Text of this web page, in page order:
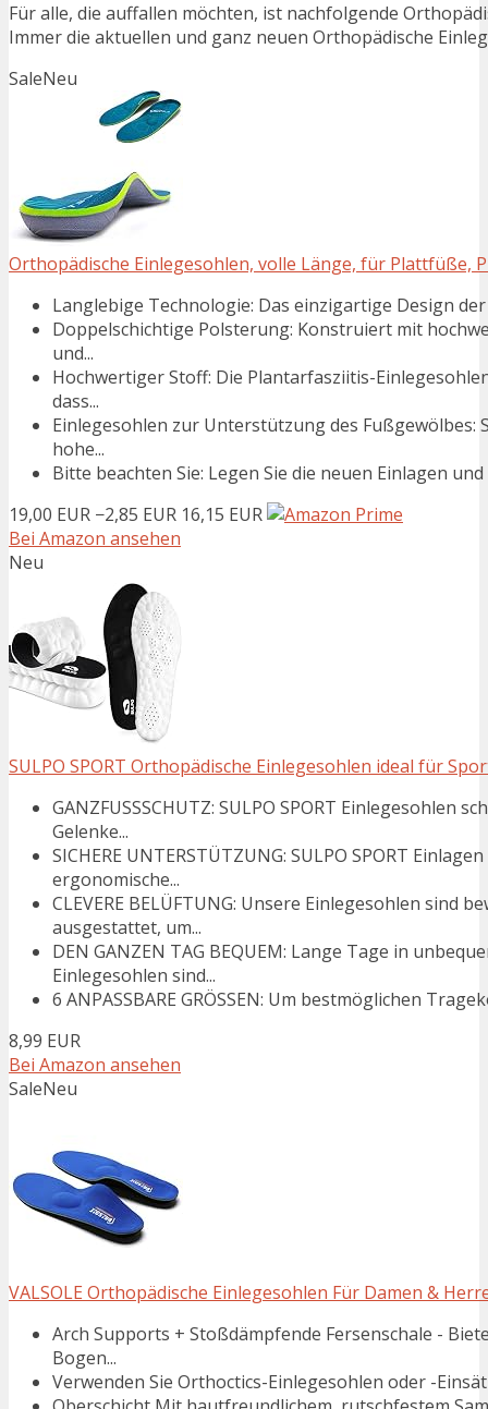
Für alle, die auffallen möchten, ist nachfolgende
Immer die aktuellen und ganz neuen Orthopädische
SaleNeu
Orthopädische Einlegesohlen, volle Länge, für Plattfüße,
Langlebige Technologie: Das einzigartige Design
Doppelschichtige Polsterung: Konstruiert mit
und...
Hochwertiger Stoff: Die Plantarfasziitis-
dass...
Einlegesohlen zur Unterstützung des Fußgewölbes:
hohe...
Bitte beachten Sie: Legen Sie die neuen Einlagen
19,00 EUR −2,85 EUR 16,15 EUR
Bei Amazon ansehen
Neu
SULPO SPORT Orthopädische Einlegesohlen ideal für
GANZFUSSSCHUTZ: SULPO SPORT Einlegesohlen
Gelenke...
SICHERE UNTERSTÜTZUNG: SULPO SPORT
ergonomische...
CLEVERE BELÜFTUNG: Unsere Einlegesohlen sind
ausgestattet, um...
DEN GANZEN TAG BEQUEM: Lange Tage in
Einlegesohlen sind...
6 ANPASSBARE GRÖSSEN: Um bestmöglichen
8,99 EUR
Bei Amazon ansehen
SaleNeu
VALSOLE Orthopädische Einlegesohlen Für Damen &
Arch Supports + Stoßdämpfende Fersenschale -
Bogen...
Verwenden Sie Orthoctics-Einlegesohlen oder -